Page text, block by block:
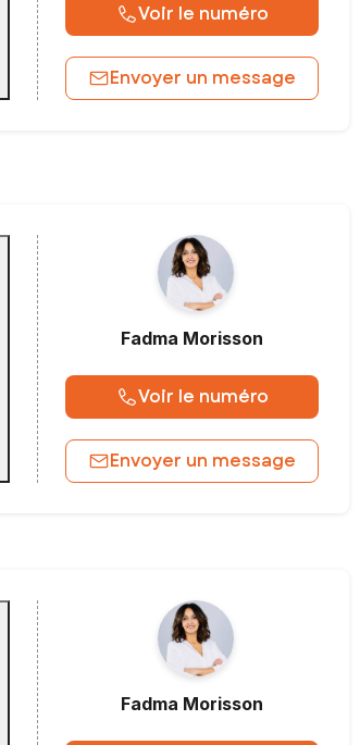
Voir le numéro
Envoyer un message
Fadma Morisson
Voir le numéro
Envoyer un message
Fadma Morisson